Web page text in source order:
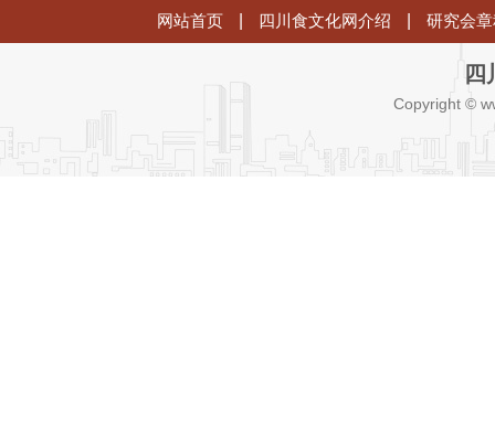
网站首页 四川食文化网介绍 研究会
Copyright ©